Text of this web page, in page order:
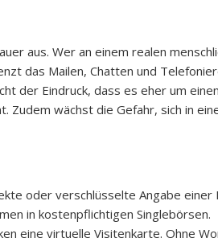
aus. Wer an einem realen
das Mailen, Chatten und
der Eindruck, dass es eher um einen
wächst die Gefahr, sich in
oder verschlüsselte Angabe einer
in kostenpflichtigen Singlebörsen.
eine virtuelle Visitenkarte. Ohne